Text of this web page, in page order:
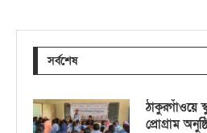
সর্বশেষ
ঠাকুরগাঁওয়ে
প্রোগ্রাম